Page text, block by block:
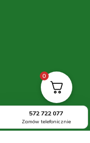
572 722 077
Zamów telefonicznie
0